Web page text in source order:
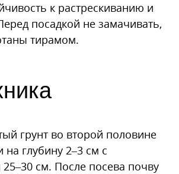
к растрескиванию и
посадкой не замачивать,
тирамом.
грунт во второй половине
на глубину 2–3 см с
см. После посева почву